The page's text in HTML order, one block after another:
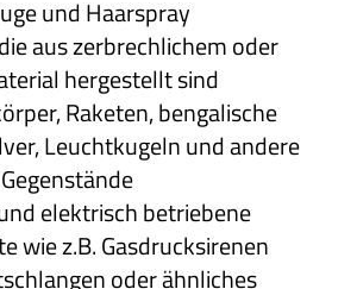
und Haarspray
aus zerbrechlichem oder
hergestellt sind
Raketen, bengalische
Leuchtkugeln und andere
elektrisch betriebene
wie z.B. Gasdrucksirenen
oder ähnliches